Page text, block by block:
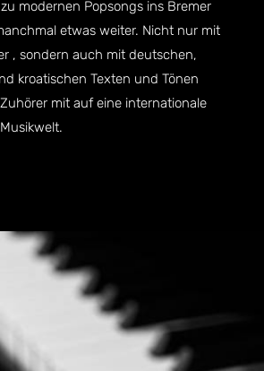
modernen Popsongs ins Bremer
etwas weiter. Nicht nur mit
, sondern auch mit deutschen,
kroatischen Texten und Tönen
mit auf eine internationale